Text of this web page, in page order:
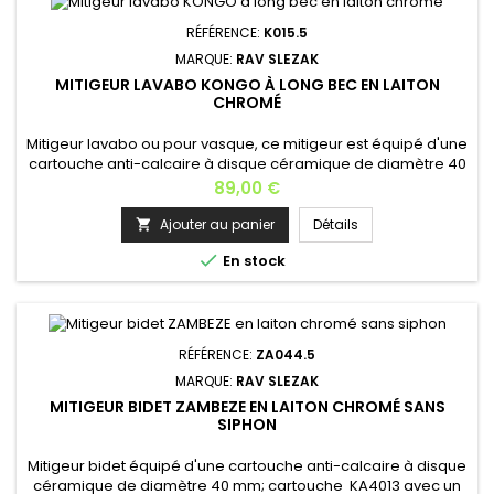
RÉFÉRENCE: K015.5
MARQUE: RAV SLEZAK
MITIGEUR LAVABO KONGO À LONG BEC EN LAITON
CHROMÉ
Mitigeur lavabo ou pour vasque, ce mitigeur est équipé d'une
cartouche anti-calcaire à disque céramique de diamètre 40
mm; cartouche KA4002 avec un aérateur en caoutchouc qui
empêche le dépôt du calcaire.Matière: laiton Finition:
chromé Profondeur: 15,5 cm Hauteur: 10 cm .5: pas 150
mm Cartouche: KA4002, 40 mm Poids: 2 kg Garantie: 6 ans
Fabrication...
Prix
89,00 €
 Ajouter au panier Détails
 En stock
RÉFÉRENCE: ZA044.5
MARQUE: RAV SLEZAK
MITIGEUR BIDET ZAMBEZE EN LAITON CHROMÉ SANS
SIPHON
Mitigeur bidet équipé d'une cartouche anti-calcaire à disque
céramique de diamètre 40 mm; cartouche KA4013 avec un